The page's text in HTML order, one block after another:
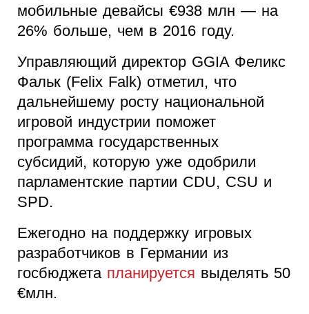
мобильные девайсы €938 млн — на
26% больше, чем в 2016 году.
Управляющий директор GGIA Феликс
Фальк (Felix Falk) отметил, что
дальнейшему росту национальной
игровой индустрии поможет
программа государственных
субсидий, которую уже одобрили
парламентские партии CDU, CSU и
SPD.
Ежегодно на поддержку игровых
разработчиков в Германии из
госбюджета планируется выделять 50
€млн.